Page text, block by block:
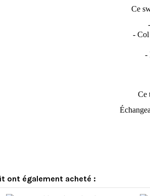
Ce
- Col
-
Ce
ont également acheté :